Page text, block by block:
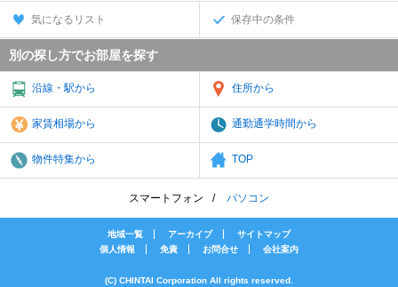
気になるリスト 保存中の条件
別の探し方でお部屋を探す
沿線・駅から 住所から
家賃相場から 通勤通学時間から
物件特集から TOP
スマートフォン パソコン
地域一覧 アーカイブ
サイトマップ
個人情報
免責 お問合せ 会社案内
(C) CHINTAI Corporation All rights reserved.